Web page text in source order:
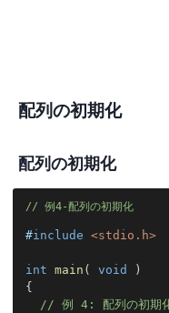
配列の初期化
配列の初期化
例4-配列の初期化
#include <stdio.h>
int main ( void
)
{
// 例 4: 配列の初期